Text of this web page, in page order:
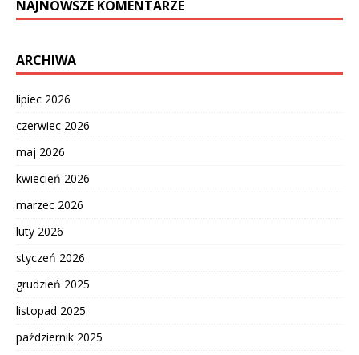
NAJNOWSZE KOMENTARZE
ARCHIWA
lipiec 2026
czerwiec 2026
maj 2026
kwiecień 2026
marzec 2026
luty 2026
styczeń 2026
grudzień 2025
listopad 2025
październik 2025